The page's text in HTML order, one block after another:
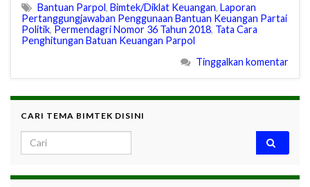
Bantuan Parpol, Bimtek/Diklat Keuangan, Laporan
Pertanggungjawaban Penggunaan Bantuan Keuangan Partai
Politik, Permendagri Nomor 36 Tahun 2018, Tata Cara
Penghitungan Batuan Keuangan Parpol
Tinggalkan komentar
CARI TEMA BIMTEK DISINI
Search for: